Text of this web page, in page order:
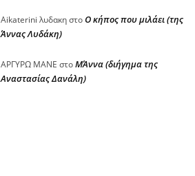
Aikaterini λυδακηστοΟ κήπος που μιλάει (της
Άννας Λυδάκη)
ΑΡΓΥΡΩ ΜΑΝΕ στοΜΆννα (διήγημα της
Αναστασίας Δανάλη)